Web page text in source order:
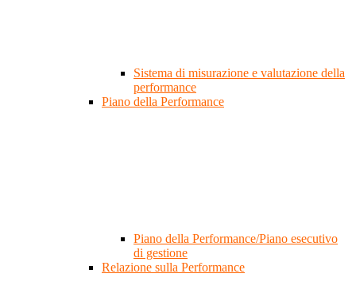
Sistema di misurazione e valutazione della
performance
Piano della Performance
Piano della Performance/Piano esecutivo
di gestione
Relazione sulla Performance